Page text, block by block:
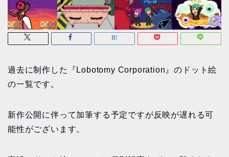
過去に制作した『Lobotomy Corporation』のドット絵
の一覧です。
新作公開に伴って加筆する予定ですが反映が遅れる可
能性がございます。